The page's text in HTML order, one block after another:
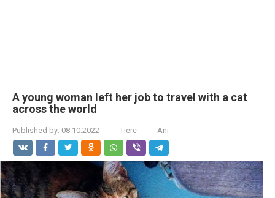
A young woman left her job to travel with a cat
across the world
Published by: 08.10.2022 Tiere Ani